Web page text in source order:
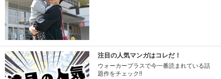
注目の人気マンガはコレだ！
ウォーカープラスで今一番読まれている話
題作をチェック!!